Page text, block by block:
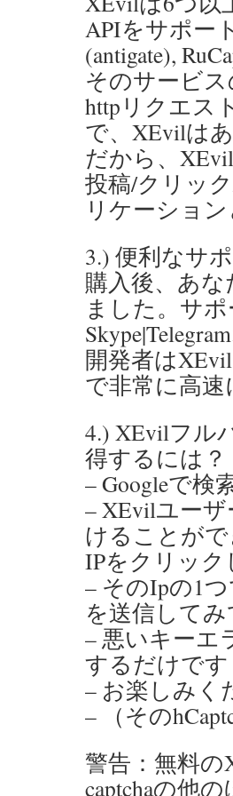
APIをサポー
(antigate),
そのサービ
httpリクエス
で、XEvilは
だから、
投稿/クリッ
リケーショ
3.) 便利なサ
購入後、あ
ました。サ
開発者は
で非常に高
4.) XEvilフル
得するには？
– Googleで検
– XEvilユー
けることが
IPをクリック
– そのIpの1つ
を送信して
– 悪いキーエ
するだけです
– お楽しみく
– （その
警告：無料の
captchaの他